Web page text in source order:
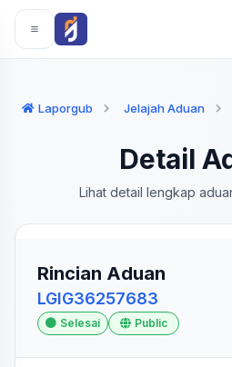
Langsung ke konten utama
Langsung ke navigasi
Laporgub Jelajah Aduan
Detail
Lihat detail lengkap
Rincian Aduan
LGIG36257683
Selesai Public